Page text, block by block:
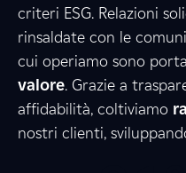
criteri ESG. Relazioni
rinsaldate con le
cui operiamo sono
valore. Grazie a
affidabilità, coltiviamo
nostri clienti,1
0
8
3